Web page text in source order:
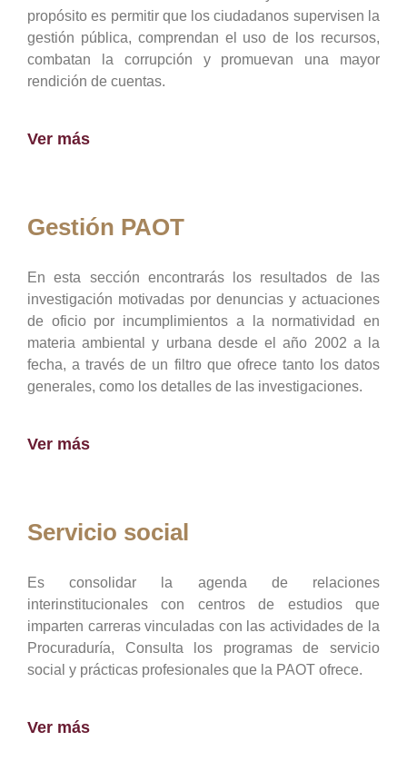
propósito es permitir que los ciudadanos supervisen la
gestión pública, comprendan el uso de los recursos,
combatan la corrupción y promuevan una mayor
rendición de cuentas.
Ver más
Gestión PAOT
En esta sección encontrarás los resultados de las
investigación motivadas por denuncias y actuaciones
de oficio por incumplimientos a la normatividad en
materia ambiental y urbana desde el año 2002 a la
fecha, a través de un filtro que ofrece tanto los datos
generales, como los detalles de las investigaciones.
Ver más
Servicio social
Es consolidar la agenda de relaciones
interinstitucionales con centros de estudios que
imparten carreras vinculadas con las actividades de la
Procuraduría, Consulta los programas de servicio
social y prácticas profesionales que la PAOT ofrece.
Ver más